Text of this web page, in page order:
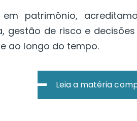
patrimônio,
gestão de risco e
ao longo do tempo.
Leia a matéria